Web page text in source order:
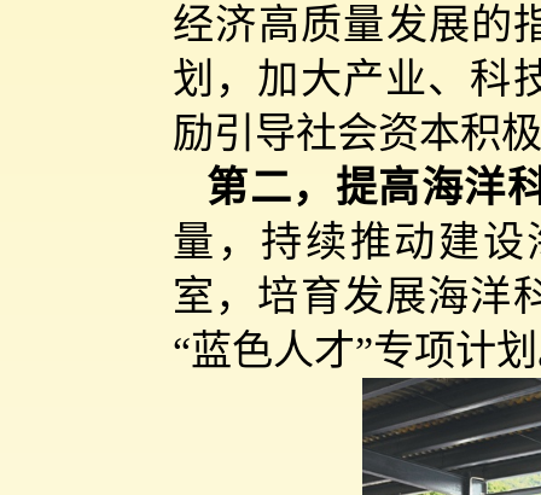
经济高质量发展的
划，加大产业、科
励引导社会资本积
第二，提高海洋
量，持续推动建
室，培育发展海洋
“蓝色人才”专项计